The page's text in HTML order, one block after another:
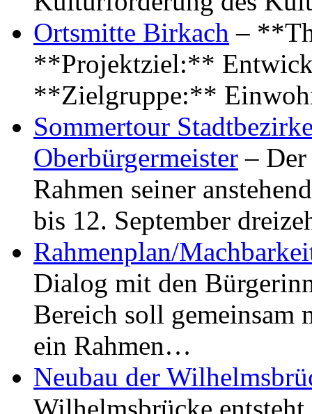
Ortsmitte Birkach –
**Projektziel:**
**Zielgruppe:**
Sommertour
Oberbürgermeister –
Rahmen seiner
bis 12. September
Rahmenplan/
Dialog mit den
Bereich soll gemeinsam
ein Rahmen…
Neubau der
Wilhelmsbrücke